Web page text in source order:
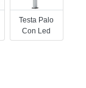
Testa Palo
Con Led